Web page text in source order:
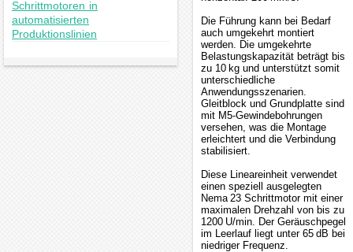
Schrittmotoren in
automatisierten
Produktionslinien
Die Führung kann bei Bedarf
auch umgekehrt montiert
werden. Die umgekehrte
Belastungskapazität beträgt bis
zu 10 kg und unterstützt somit
unterschiedliche
Anwendungsszenarien.
Gleitblock und Grundplatte sind
mit M5-Gewindebohrungen
versehen, was die Montage
erleichtert und die Verbindung
stabilisiert.
Diese Lineareinheit verwendet
einen speziell ausgelegten
Nema 23 Schrittmotor mit einer
maximalen Drehzahl von bis zu
1200 U/min. Der Geräuschpegel
im Leerlauf liegt unter 65 dB bei
niedriger Frequenz.